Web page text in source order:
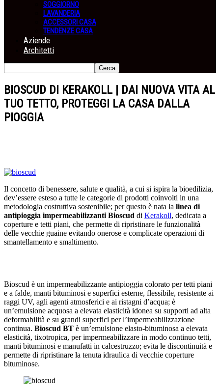
SOGGIORNO
LAVANDERIA
ACCESSORI CASA
TENDENZE CASA
Aziende
Architetti
BIOSCUD DI KERAKOLL | DAI NUOVA VITA AL
TUO TETTO, PROTEGGI LA CASA DALLA
PIOGGIA
Il concetto di benessere, salute e qualità, a cui si ispira la bioedilizia,
dev’essere esteso a tutte le categorie di prodotti coinvolti in una
metodologia costruttiva sostenibile; per questo è nata la linea di
antipioggia impermeabilizzanti Bioscud di Kerakoll, dedicata a
coperture e tetti piani, che permette di ripristinare le funzionalità
delle vecchie guaine evitando onerose e complicate operazioni di
smantellamento e smaltimento.
Bioscud è un impermeabilizzante antipioggia colorato per tetti piani
e a falde, manti bituminosi e superfici esterne, flessibile, resistente ai
raggi UV, agli agenti atmosferici e ai ristagni d’acqua; è
un’emulsione acquosa a elevata elasticità idonea su supporti ad alta
deformabilità e su grandi superfici per l’impermeabilizzazione
continua. Bioscud BT è un’emulsione elasto-bituminosa a elevata
elasticità, tixotropica, per impermeabilizzare in modo continuo tetti,
manti bituminosi e manufatti in calcestruzzo; evita le discontinuità e
permette di ripristinare la tenuta idraulica di vecchie coperture
bituminose.